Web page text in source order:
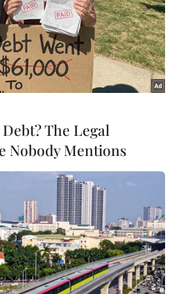
thành kính mong các nạn nhân
(Ảnh: Tuấn Đức/TTXVN)
chùa Khương Hạ làm lễ cầu siêu
(Ảnh: Tuấn Đức/TTXVN)
The Legal
Nobody Mentions